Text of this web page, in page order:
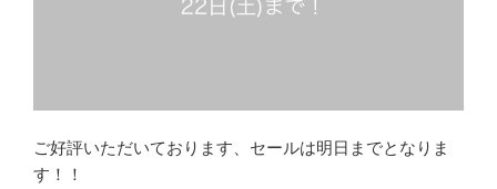
ご好評いただいております、セールは明日までとなりま
す！！